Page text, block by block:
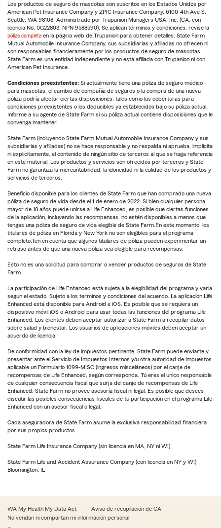
Los productos de seguro de mascotas son suscritos en los Estados Unidos por
American Pet Insurance Company y ZPIC Insurance Company, 6100-4th Ave S,
Seattle, WA 98108. Administrado por Trupanion Managers USA, Inc. (CA: con
licencia No. 0G22803, NPN 9588590). Se aplican términos y condiciones, revise la
póliza completa en la página web de Trupanion para obtener detalles. State Farm
Mutual Automobile Insurance Company, sus subsidiarias y afiliadas no ofrecen ni
son responsables financieramente por los productos de seguro de mascotas.
State Farm es una entidad independiente y no está afiliada con Trupanion ni con
American Pet Insurance.
Condiciones preexistentes: Si actualmente tiene una póliza de seguro médico
para mascotas, el cambio de compañía de seguros o la compra de una nueva
póliza podría afectar ciertas disposiciones, tales como las coberturas para
condiciones preexistentes o los deducibles ya establecidos bajo su póliza actual.
Informe a su agente de State Farm si su póliza actual contiene disposiciones que le
convenga mantener.
State Farm (incluyendo State Farm Mutual Automobile Insurance Company y sus
subsidiarias y afiliadas) no se hace responsable y no respalda ni aprueba, implícita
ni explícitamente, el contenido de ningún sitio de terceros al que se haga referencia
en este material. Los productos y servicios son ofrecidos por terceros y State
Farm no garantiza la mercantabilidad, la idoneidad ni la calidad de los productos y
servicios de terceros.
Beneficio disponible para los clientes de State Farm que han comprado una nueva
póliza de seguro de vida desde el 1 de enero de 2022. Si bien cualquier persona
mayor de 18 años puede unirse a Life Enhanced, es posible que ciertas funciones
de la aplicación, incluyendo las recompensas, no estén disponibles a menos que
tengas una póliza de seguro de vida elegible de State Farm.En este momento, los
titulares de póliza en Florida y New York no son elegibles para el programa
completo.Ten en cuenta que algunos titulares de póliza pueden experimentar un
retraso antes de que una nueva póliza sea elegible para recompensas.
Esto no es una solicitud para comprar o vender productos de seguros de State
Farm.
La participación de Life Enhanced está sujeta a la elegibilidad del programa y varía
según el estado. Sujeto a los términos y condiciones del acuerdo. La aplicación Life
Enhanced está disponible para Android e iOS. Es posible que se requiera un
dispositivo móvil iOS o Android para usar todas las funciones del programa Life
Enhanced. Los clientes deben aceptar autorizar a State Farm a recopilar datos
sobre salud y bienestar. Los usuarios de aplicaciones móviles deben aceptar un
acuerdo de licencia.
De conformidad con la ley de impuestos pertinente, State Farm puede enviarte y
presentar ante el Servicio de Impuestos Internos y/u otra autoridad de impuestos
aplicable un Formulario 1099-MISC (ingresos misceláneos) por el canje de
recompensas de Life Enhanced, según corresponda. Tú eres el único responsable
de cualquier consecuencia fiscal que surja del canje de recompensas de Life
Enhanced. State Farm no provee asesoría fiscal ni legal. Es posible que desees
discutir las posibles consecuencias fiscales de tu participación en el programa Life
Enhanced con un asesor fiscal o legal.
Cada aseguradora de State Farm asume la exclusiva responsabilidad financiera
por sus propios productos.
State Farm Life Insurance Company (sin licencia en MA, NY ni WI)
State Farm Life and Accident Assurance Company (con licencia en NY y WI)
Bloomington, IL
WA My Health My Data Act
Aviso de recopilación de CA
No vendan ni compartan mi información personal